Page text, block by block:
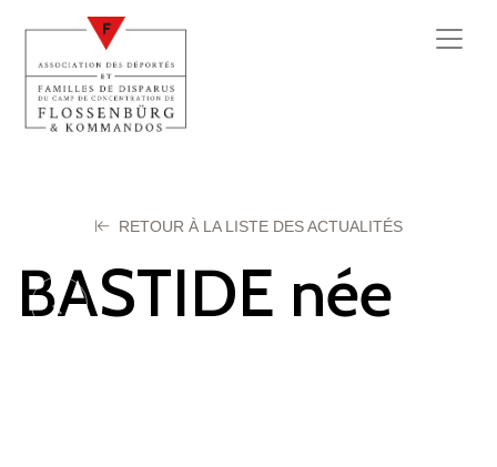
RETOUR À LA LISTE DES ACTUALITÉS
BASTIDE née